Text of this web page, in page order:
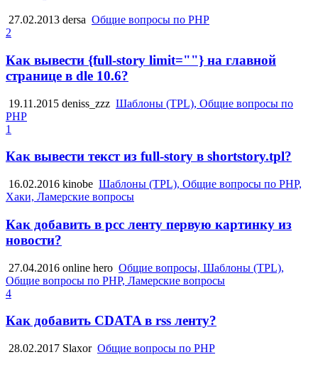
27.02.2013 dersa Общие вопросы по PHP
2
Как вывести {full-story limit=""} на главной
странице в dle 10.6?
19.11.2015 deniss_zzz Шаблоны (TPL), Общие вопросы по
PHP
1
Как вывести текст из full-story в shortstory.tpl?
16.02.2016 kinobe Шаблоны (TPL), Общие вопросы по PHP,
Хаки, Ламерские вопросы
Как добавить в рсс ленту первую картинку из
новости?
27.04.2016 online hero Общие вопросы, Шаблоны (TPL),
Общие вопросы по PHP, Ламерские вопросы
4
Как добавить CDATA в rss ленту?
28.02.2017 Slaxor Общие вопросы по PHP